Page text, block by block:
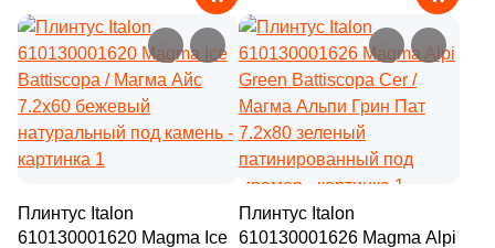
28.5x29.5 (6)
28.5x28.5 ( 4)
28x30 (9)
28x24.5 (1
28.2x35.2 (
камень
Плинтус Italon
610130001620 Magma Ice
Плинтус Italon
610130001626 Magma Alpi